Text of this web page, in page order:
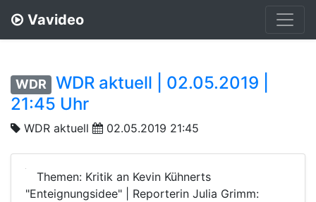
Vavideo
WDR
WDR aktuell | 02.05.2019 |
21:45 Uhr
WDR aktuell 02.05.2019 21:45
Themen: Kritik an Kevin Kühnerts
"Enteignungsidee" | Reporterin Julia Grimm: